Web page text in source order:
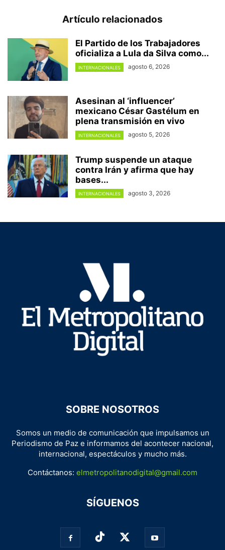
Artículo relacionados
El Partido de los Trabajadores
oficializa a Lula da Silva como...
INTERNACIONALES agosto 6, 2026
Asesinan al ‘influencer’
mexicano César Gastélum en
plena transmisión en vivo
INTERNACIONALES agosto 5, 2026
Trump suspende un ataque
contra Irán y afirma que hay
bases...
INTERNACIONALES agosto 3, 2026
SOBRE NOSOTROS
Somos un medio de comunicación que impulsamos un
Periodismo de Paz e informamos del acontecer nacional,
internacional, espectáculos y mucho más.
Contáctanos: elmetropolitanodigital@gmail.com
SÍGUENOS